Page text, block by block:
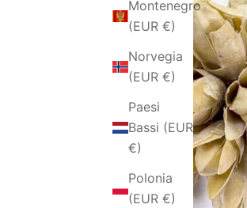
Montenegro
(EUR €)
Norvegia
(EUR €)
Paesi
Bassi (EUR
€)
Polonia
(EUR €)